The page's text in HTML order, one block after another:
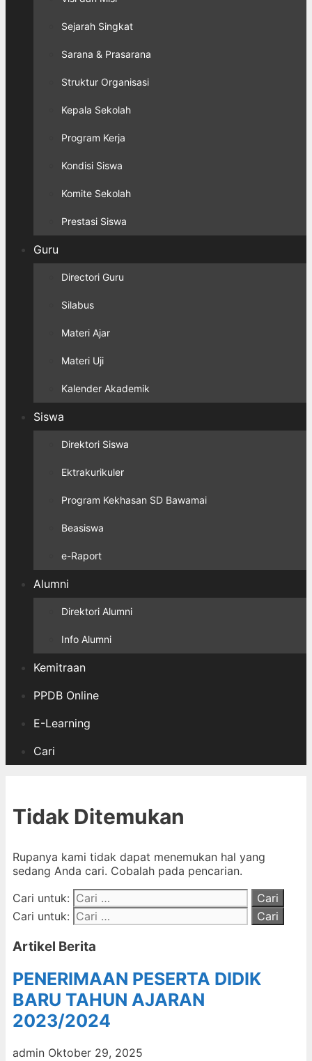
Sejarah Singkat
Sarana & Prasarana
Struktur Organisasi
Kepala Sekolah
Program Kerja
Kondisi Siswa
Komite Sekolah
Prestasi Siswa
Guru
Directori Guru
Silabus
Materi Ajar
Materi Uji
Kalender Akademik
Siswa
Direktori Siswa
Ektrakurikuler
Program Kekhasan SD Bawamai
Beasiswa
e-Raport
Alumni
Direktori Alumni
Info Alumni
Kemitraan
PPDB Online
E-Learning
Cari
Tidak Ditemukan
Rupanya kami tidak dapat menemukan hal yang
sedang Anda cari. Cobalah pada pencarian.
Cari untuk:
Cari untuk:
Artikel Berita
PENERIMAAN PESERTA DIDIK
BARU TAHUN AJARAN
2023/2024
admin Oktober 29, 2025